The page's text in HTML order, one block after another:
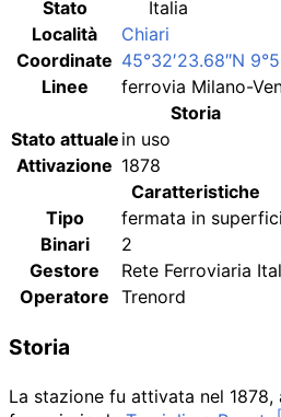
Stato
Italia
Località
Chiari
Coordinate 45°32′23.68″N
Linee
ferrovia Milano-
Storia
Stato attuale in uso
Attivazione 1878
Caratteristiche
Tipo
fermata in
Binari
2
Gestore
Rete Ferroviaria
Operatore Trenord
Storia
La stazione fu attivata nel